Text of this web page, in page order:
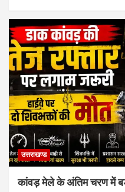
उत्तराखण्ड
कांवड़ मेले के अंतिम चरण में